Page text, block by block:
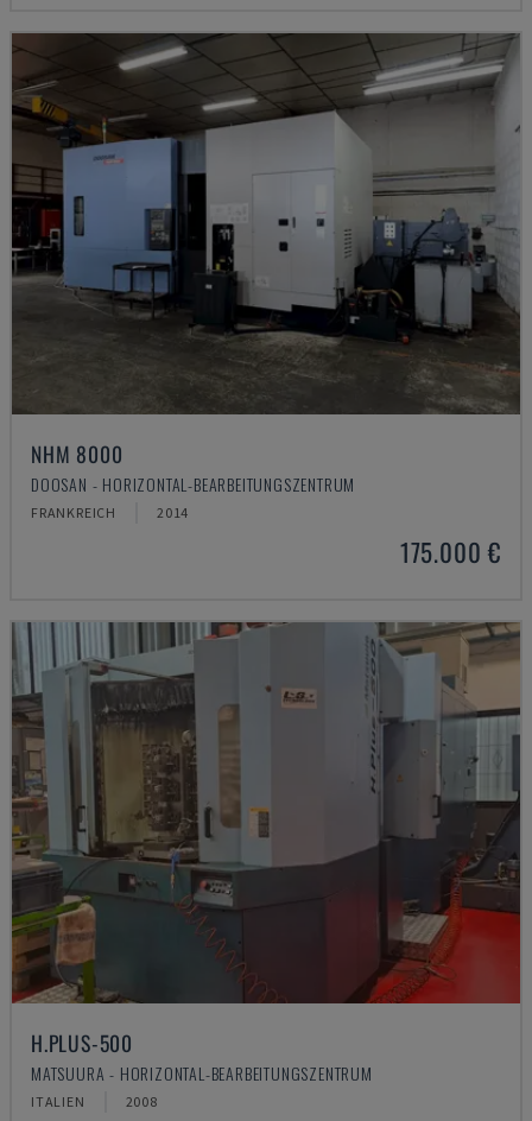
NHM 8000
DOOSAN - HORIZONTAL-BEARBEITUNGSZENTRUM
FRANKREICH 2014
175.000 €
H.PLUS-500
MATSUURA - HORIZONTAL-BEARBEITUNGSZENTRUM
ITALIEN 2008